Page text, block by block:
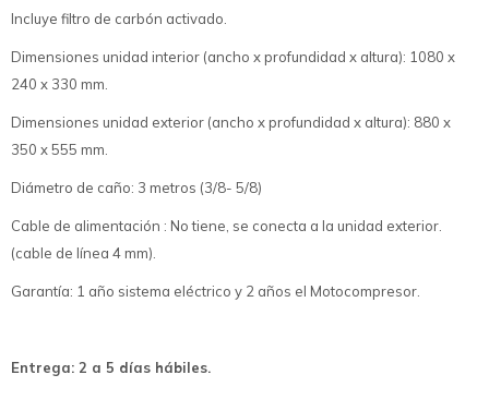
Incluye filtro de carbón activado.
Dimensiones unidad interior (ancho x profundidad x altura): 1080 x
240 x 330 mm.
Dimensiones unidad exterior (ancho x profundidad x altura): 880 x
350 x 555 mm.
Diámetro de caño: 3 metros (3/8- 5/8)
Cable de alimentación : No tiene, se conecta a la unidad exterior.
(cable de línea 4 mm).
Garantía: 1 año sistema eléctrico y 2 años el Motocompresor.
Entrega: 2 a 5 días hábiles.